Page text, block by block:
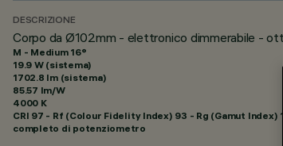
DESCRIZIONE
Corpo da Ø102mm - elettronico dimmerabile -
M - Medium 16°
19.9 W (sistema)
1702.8 lm (sistema)
85.57 lm/W
4000 K
CRI 97 - Rf (Colour Fidelity Index) 93 - Rg (Gamut Index)
completo di potenziometro